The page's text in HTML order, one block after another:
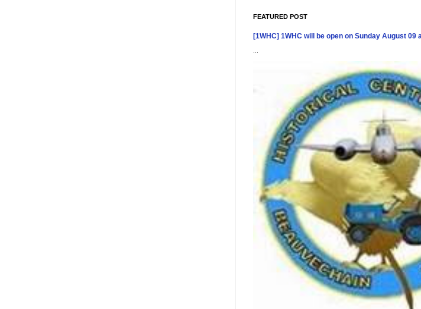
FEATURED POST
[1WHC] 1WHC will be open on Sunday August 09